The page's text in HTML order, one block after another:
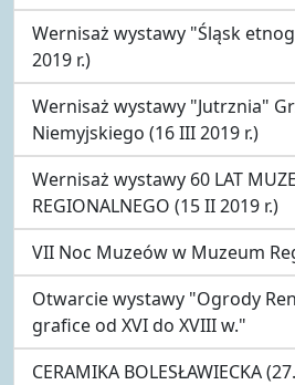
Wernisaż wystawy "Śląsk
2019 r.)
Wernisaż wystawy "Jutrznia"
Niemyjskiego (16 III 2019 r.)
Wernisaż wystawy 60 LAT
REGIONALNEGO (15 II 2019 r.)
VII Noc Muzeów w Muzeum
Otwarcie wystawy "Ogrody
grafice od XVI do XVIII w."
CERAMIKA BOLESŁAWIECKA